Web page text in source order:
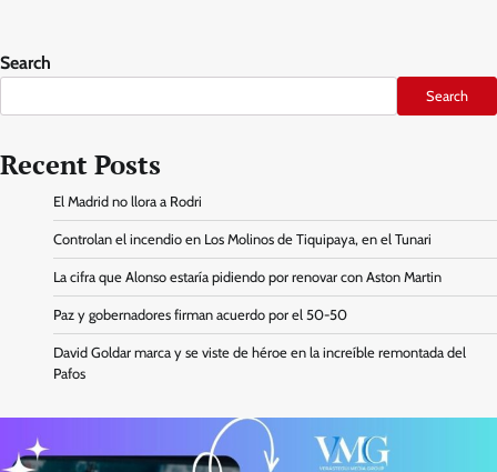
Search
Search
Recent Posts
El Madrid no llora a Rodri
Controlan el incendio en Los Molinos de Tiquipaya, en el Tunari
La cifra que Alonso estaría pidiendo por renovar con Aston Martin
Paz y gobernadores firman acuerdo por el 50-50
David Goldar marca y se viste de héroe en la increíble remontada del
Pafos